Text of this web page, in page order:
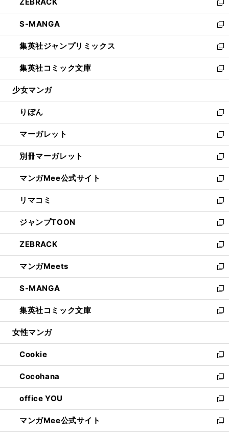
く
で
開
く
ド
ウ
で
開
く
ィ
ン
ド
ウ
で
開
く
い
ウ
ィ
ン
ド
ウ
で
開
ZEBRACK
新
し
い
ウ
ィ
ン
ド
ウ
開
く
S-MANGA
新
し
い
ウ
ィ
ン
ウ
で
開
く
集英社ジャンプリミックス
新
し
い
ウ
ン
ド
ウ
で
開
く
集英社コミック文庫
新
し
ウ
ィ
ン
ド
ウ
で
開
く
少女マンガ
りぼん
新
し
い
ウ
ィ
ン
ド
ウ
で
開
く
マーガレット
新
し
い
ウ
ィ
ン
ド
ウ
で
開
く
別冊マーガレット
新
し
い
ウ
ィ
ン
ド
ウ
で
開
く
マンガMee公式サイト
新
し
い
ウ
ィ
ン
ド
ウ
で
開
く
リマコミ
新
し
い
ウ
ィ
ン
ド
ウ
で
開
く
ジャンプTOON
新
し
い
ウ
ィ
ン
ド
ウ
で
開
ZEBRACK
新
し
い
ウ
ィ
ン
ド
ウ
開
く
マンガMeets
新
し
い
ウ
ィ
ン
ウ
で
開
く
S-MANGA
新
し
い
ウ
ン
ド
ウ
で
開
く
集英社コミック文庫
新
し
ウ
ィ
ン
ド
ウ
で
開
く
女性マンガ
Cookie
新
し
い
ウ
ィ
ン
ド
ウ
Cocohana
新
し
い
ウ
ィ
ン
office YOU
新
し
い
ウ
マンガMee公式サイト
新
し